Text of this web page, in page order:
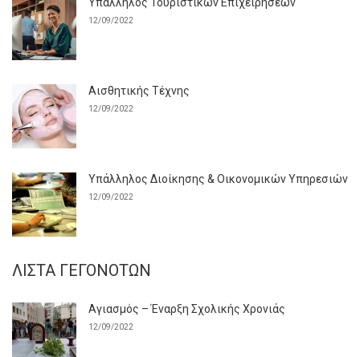
Υπάλληλος Τουριστικών Επιχειρήσεων
12/09/2022
Αισθητικής Τέχνης
12/09/2022
Υπάλληλος Διοίκησης & Οικονομικών Υπηρεσιών
12/09/2022
ΛΊΣΤΑ ΓΕΓΟΝΌΤΩΝ
Αγιασμός – Έναρξη Σχολικής Χρονιάς
12/09/2022